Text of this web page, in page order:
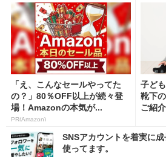
「え、こんなセールやってた
の？」80％OFF以上が続々登
場！Amazonの本気が...
PR(Amazon)
子ど
靴下
ご紹介
SNSアカウントを着実に
使ってます。